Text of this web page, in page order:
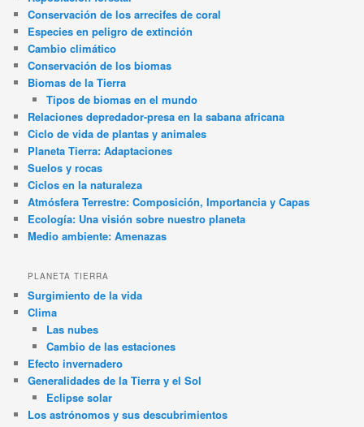
Conservación de los arrecifes de coral
Especies en peligro de extinción
Cambio climático
Conservación de los biomas
Biomas de la Tierra
Tipos de biomas en el mundo
Relaciones depredador-presa en la sabana africana
Ciclo de vida de plantas y animales
Planeta Tierra: Adaptaciones
Suelos y rocas
Ciclos en la naturaleza
Atmósfera Terrestre: Composición, Importancia y Capas
Ecología: Una visión sobre nuestro planeta
Medio ambiente: Amenazas
PLANETA TIERRA
Surgimiento de la vida
Clima
Las nubes
Cambio de las estaciones
Efecto invernadero
Generalidades de la Tierra y el Sol
Eclipse solar
Los astrónomos y sus descubrimientos